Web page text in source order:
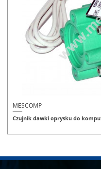
MESCOMP
Czujnik dawki oprysku do